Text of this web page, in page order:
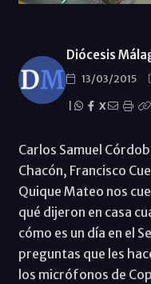
Diócesis
13/03/2015
X
Carlos Samuel
Chacón, Francisco
Quique Mateo nos
qué dijeron en casa
cómo es un día en el
preguntas que les
los micrófonos de